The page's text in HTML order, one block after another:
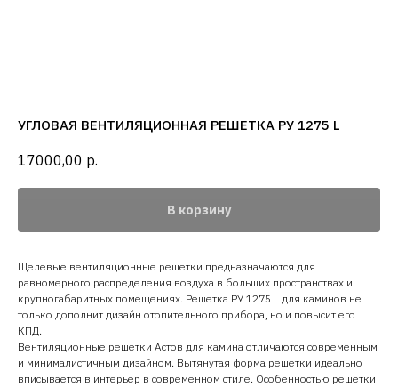
УГЛОВАЯ ВЕНТИЛЯЦИОННАЯ РЕШЕТКА РУ 1275 L
17000,00 р.
В корзину
Щелевые вентиляционные решетки предназначаются для
равномерного распределения воздуха в больших пространствах и
крупногабаритных помещениях. Решетка РУ 1275 L для каминов не
только дополнит дизайн отопительного прибора, но и повысит его
КПД.
Вентиляционные решетки Астов для камина отличаются современным
и минималистичным дизайном. Вытянутая форма решетки идеально
вписывается в интерьер в современном стиле. Особенностью решетки